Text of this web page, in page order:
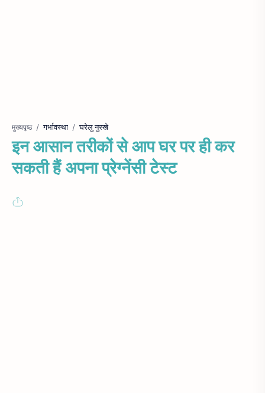
मुख्यपृष्ठ गर्भावस्था घरेलु नुस्खे
इन आसान तरीकों से आप घर पर ही कर
सकती हैं अपना प्रेग्नेंसी टेस्ट